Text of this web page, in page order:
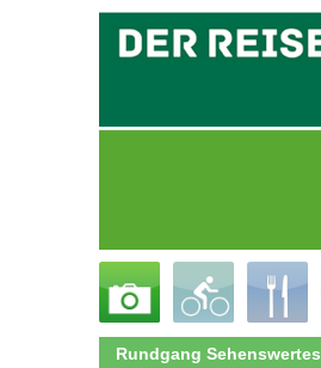
Rundgang Sehenswertes